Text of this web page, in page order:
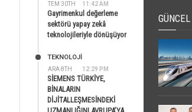
TEM 30TH 11:42 AM
Gayrimenkul değerleme
sektörü yapay zekâ
teknolojileriyle dönüşüyor
ARA 8TH 12:29 PM
TEKNOLOJİ
SİEMENS TÜRKİYE,
BİNALARIN
DİJİTALLEŞMESİNDEKİ
GÜNCEL